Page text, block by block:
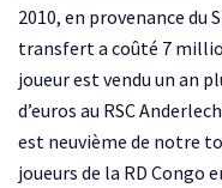
2010, en provenance du
transfert a coûté 7
joueur est vendu un an
d’euros au RSC
est neuvième de notre
joueurs de la RD Congo